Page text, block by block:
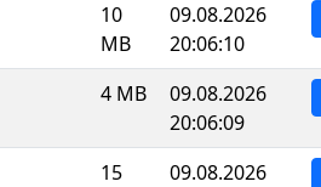
10
MB
09.08.2026
20:06:10
4 MB
09.08.2026
20:06:09
15
09.08.2026